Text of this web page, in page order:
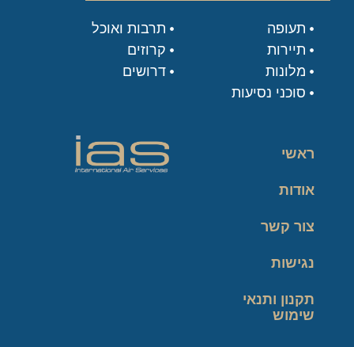
תעופה
תיירות
מלונות
סוכני נסיעות
תרבות ואוכל
קרוזים
דרושים
ראשי
אודות
צור קשר
נגישות
תקנון ותנאי
שימוש